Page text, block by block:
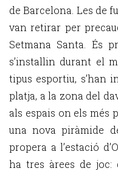
de Barcelona. Les de
van retirar per
Setmana Santa. És
s’instal·lin durant el
tipus esportiu, s’han
platja, a la zona del
als espais on els més
una nova piràmide
propera a l’estació
ha tres àrees de joc: